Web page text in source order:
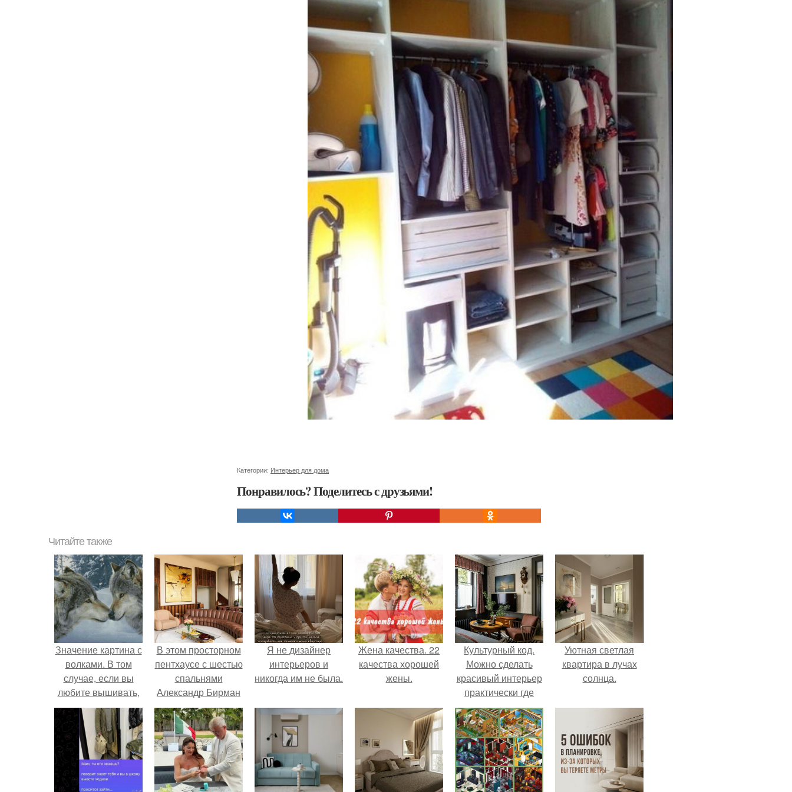
Категории: Интерьер для дома
Понравилось? Поделитесь с друзьями!
Читайте также
Значение картина с
волками. В том
случае, если вы
любите вышивать,
то наверняка
задумывались о
том, что означает та
или иная вышитая
вами картина.
В этом просторном
пентхаусе с шестью
спальнями
Александр Бирман
живет со своей
семьей.
Я не дизайнер
интерьеров и
никогда им не была.
Жена качества. 22
качества хорошей
жены.
Культурный код.
Можно сделать
красивый интерьер
практически где
угодно.
Уютная светлая
квартира в лучах
солнца.